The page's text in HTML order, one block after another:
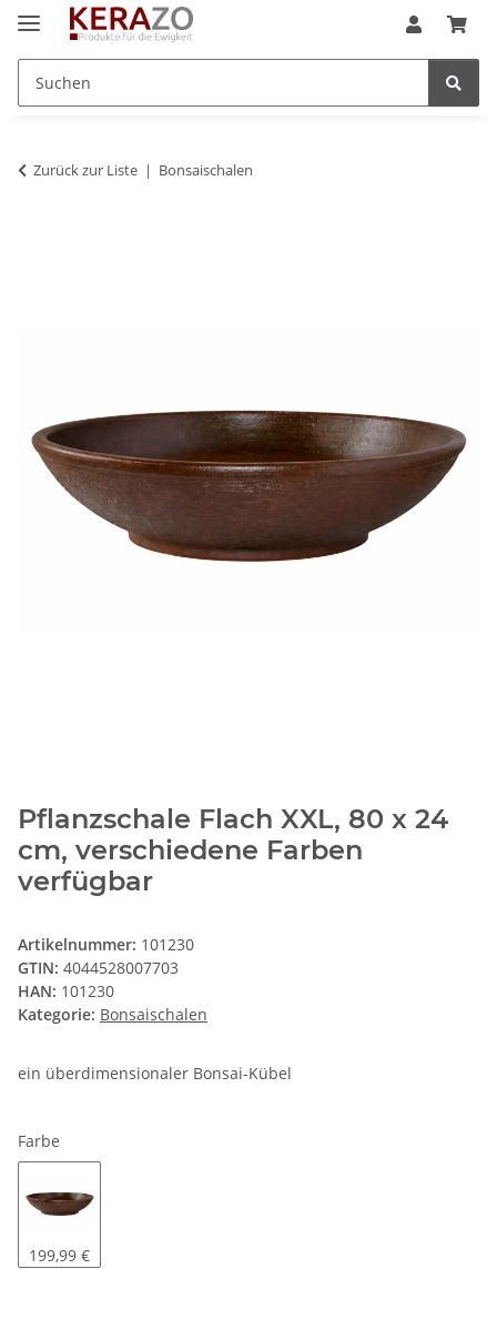
Zurück zur Liste Bonsaischalen
Pflanzschale Flach XXL, 80 x 24
cm, verschiedene Farben
verfügbar
Artikelnummer: 101230
GTIN: 4044528007703
HAN: 101230
Kategorie: Bonsaischalen
ein überdimensionaler Bonsai-Kübel
Farbe
dunkelbraun-matt
199,99 €